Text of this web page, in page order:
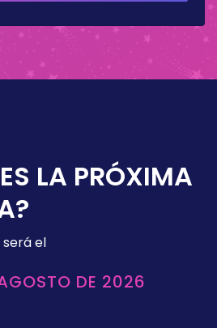
LA PRÓXIMA
será el
DE 2026